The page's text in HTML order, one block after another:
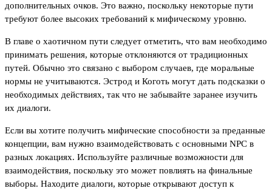
дополнительных очков. Это важно, поскольку некоторые пути
требуют более высоких требований к мифическому уровню.
В главе о хаотичном пути следует отметить, что вам необходимо
принимать решения, которые отклоняются от традиционных
путей. Обычно это связано с выбором случаев, где моральные
нормы не учитываются. Эстрод и Коготь могут дать подсказки о
необходимых действиях, так что не забывайте заранее изучить
их диалоги.
Если вы хотите получить мифические способности за преданные
концепции, вам нужно взаимодействовать с основными NPC в
разных локациях. Используйте различные возможности для
взаимодействия, поскольку это может повлиять на финальные
выборы. Находите диалоги, которые открывают доступ к